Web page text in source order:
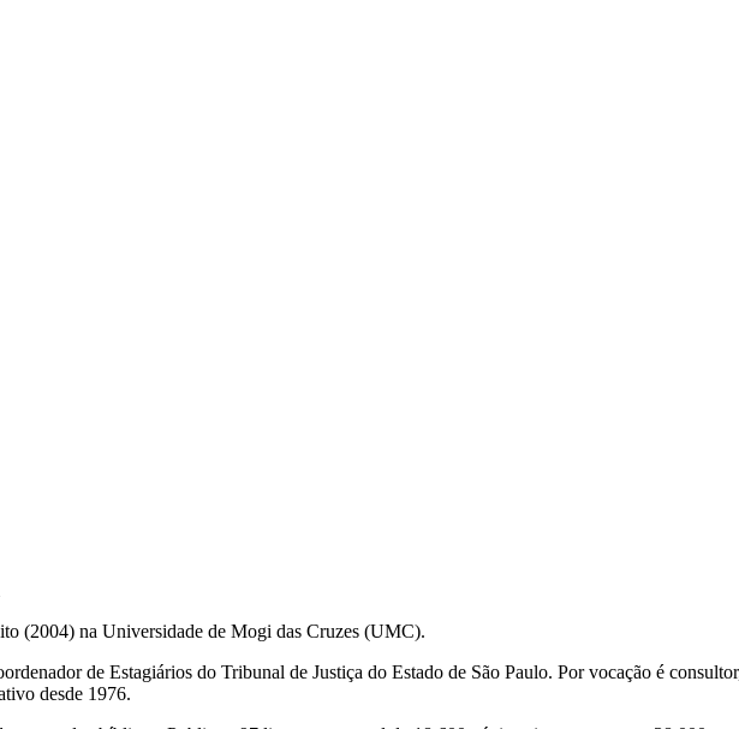
(2004) na Universidade de Mogi das Cruzes (UMC).
de Estagiários do Tribunal de Justiça do Estado de São Paulo. Por vocação é
desde 1976.